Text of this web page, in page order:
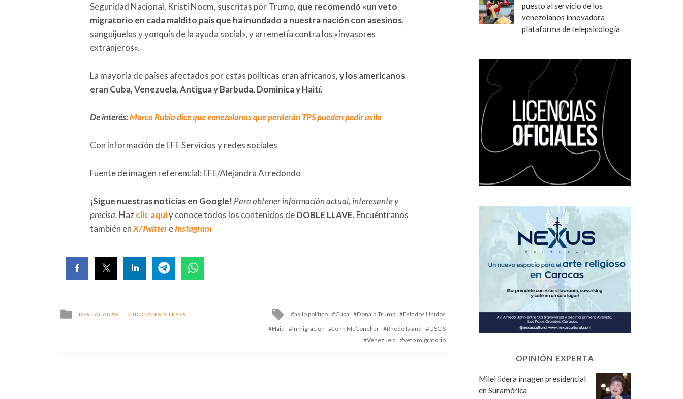
Seguridad Nacional, Kristi Noem, suscritas por Trump, que recomendó «un veto
migratorio en cada maldito país que ha inundado a nuestra nación con asesinos,
sanguijuelas y yonquis de la ayuda social», y arremetía contra los «invasores
extranjeros».
La mayoría de países afectados por estas políticas eran africanos,y los americanos
eran Cuba, Venezuela, Antigua y Barbuda, Dominica y Haití.
De interés:Marco Rubio dice que venezolanos que perderán TPS pueden pedir asilo
Con información de EFE Servicios y redes sociales
Fuente de imagen referencial: EFE/Alejandra Arredondo
¡Sigue nuestras noticias en Google! Para obtener información actual, interesante y
precisa. Hazclic aquíy conoce todos los contenidos deDOBLE LLAVE. Encuéntranos
también enX/TwittereInstagram
Posted
in
DESTACADAS JUDICIALES Y LEYES
Tagged
with
asilo político Cuba Donald Trump
Estados Unidos
Haití
inmigracion John McConell Jr Rhode Island
USCIS
Venezuela
veto migratorio
puesto al servicio de los
venezolanos innovadora
plataforma de telepsicología
OPINIÓN EXPERTA
Milei lidera imagen presidencial
en Suramérica